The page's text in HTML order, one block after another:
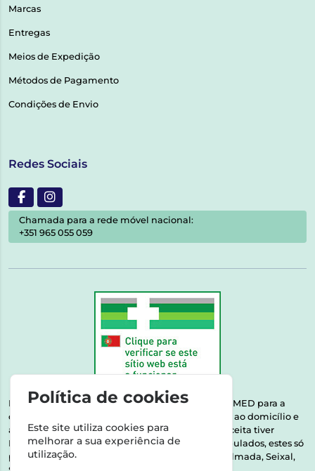
Marcas
Entregas
Meios de Expedição
Métodos de Pagamento
Condições de Envio
Redes Sociais
Chamada para a rede móvel nacional:
+351 965 055 059
Esta farmácia encontra-se autorizada pelo INFARMED para a
dispensa de medicamentos e produtos de saúde ao domicílio e
através da internet. Medicamentos | Se na sua receita tiver
MSRM, MNSRM, MSRMV ou Medicamentos Manipulados, estes só
podem ser entregues nos seguintes concelhos: Almada, Seixal,
Política de cookies
Este site utiliza cookies para
melhorar a sua experiência de
utilização.